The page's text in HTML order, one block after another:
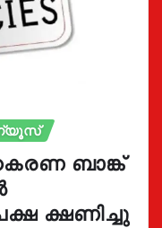
ബാങ്ക്
ക്ഷണിച്ചു